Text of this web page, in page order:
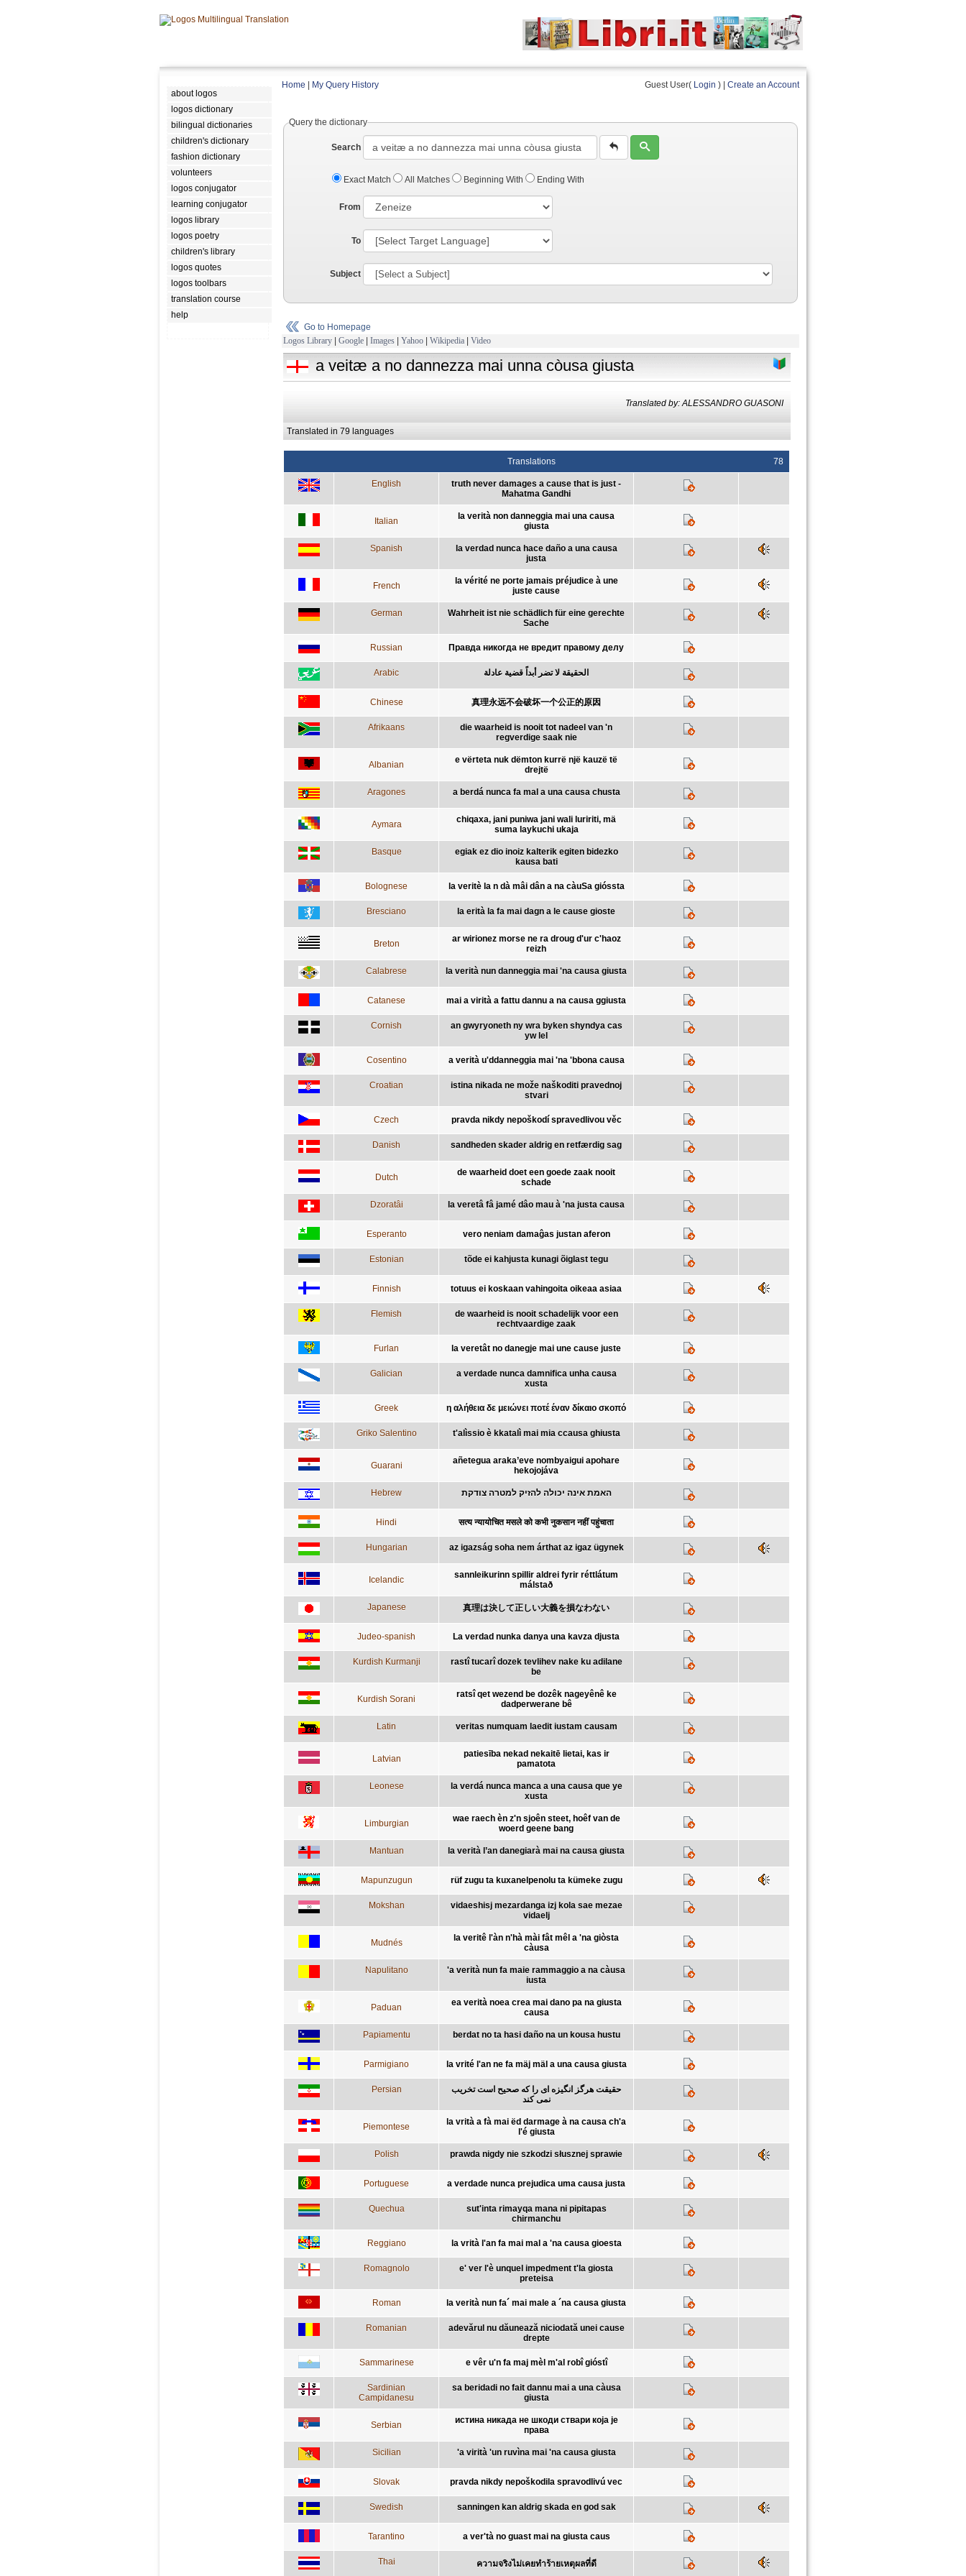
about logos
logos dictionary
bilingual dictionaries
children's dictionary
fashion dictionary
volunteers
logos conjugator
learning conjugator
logos library
logos poetry
children's library
logos quotes
logos toolbars
translation course
help
Home My Query History Guest User( Login ) | Create an Account
Query the dictionary
Search
Exact Match All Matches Beginning With Ending With
From
To
Subject
Go to Homepage
Logos Library | Google | Images | Yahoo | Wikipedia | Video
a veitæ a no dannezza mai unna còusa giusta
Translated by: ALESSANDRO GUASONI
Translated in 79 languages
Translations 78
English
truth never damages a cause that is just -
Mahatma Gandhi
Italian
la verità non danneggia mai una causa
giusta
Spanish
la verdad nunca hace daño a una causa
justa
French
la vérité ne porte jamais préjudice à une
juste cause
German
Wahrheit ist nie schädlich für eine gerechte
Sache
Russian Правда никогда не вредит правому делу
Arabic الحقيقة لا تضر أبداً قضية عادلة
Chinese 真理永远不会破坏一个公正的原因
Afrikaans
die waarheid is nooit tot nadeel van 'n
regverdige saak nie
Albanian
e vërteta nuk dëmton kurrë një kauzë të
drejtë
Aragones a berdá nunca fa mal a una causa chusta
Aymara
chiqaxa, jani puniwa jani wali luririti, mä
suma laykuchi ukaja
Basque
egiak ez dio inoiz kalterik egiten bidezko
kausa bati
Bolognese la veritè la n dà mâi dân a na càuSa gióssta
Bresciano la erità la fa mai dagn a le cause gioste
Breton
ar wirionez morse ne ra droug d'ur c'haoz
reizh
Calabrese la verità nun danneggia mai 'na causa giusta
Catanese mai a virità a fattu dannu a na causa ggiusta
Cornish
an gwyryoneth ny wra byken shyndya cas
yw lel
Cosentino a verità u'ddanneggia mai 'na 'bbona causa
Croatian
istina nikada ne može naškoditi pravednoj
stvari
Czech pravda nikdy nepoškodí spravedlivou věc
Danish sandheden skader aldrig en retfærdig sag
Dutch
de waarheid doet een goede zaak nooit
schade
Dzoratâi la veretâ fâ jamé dâo mau à 'na justa causa
Esperanto vero neniam damaĝas justan aferon
Estonian tõde ei kahjusta kunagi õiglast tegu
Finnish totuus ei koskaan vahingoita oikeaa asiaa
Flemish
de waarheid is nooit schadelijk voor een
rechtvaardige zaak
Furlan la veretât no danegje mai une cause juste
Galician
a verdade nunca damnifica unha causa
xusta
Greek η αλήθεια δε μειώνει ποτέ έναν δίκαιο σκοπό
Griko Salentino t'alìssio è kkatalì mai mia ccausa ghiusta
Guarani
añetegua araka’eve nombyaigui apohare
hekojojáva
Hebrew האמת אינה יכולה להזיק למטרה צודקת
Hindi सत्य न्यायोचित मसले को कभी नुकसान नहीं पहुंचाता
Hungarian az igazság soha nem árthat az igaz ügynek
Icelandic
sannleikurinn spillir aldrei fyrir réttlátum
málstað
Japanese 真理は決して正しい大義を損なわない
Judeo-spanish La verdad nunka danya una kavza djusta
Kurdish Kurmanji
rastî tucarî dozek tevlihev nake ku adilane
be
Kurdish Sorani
ratsî qet wezend be dozêk nageyênê ke
dadperwerane bê
Latin veritas numquam laedit iustam causam
Latvian
patiesība nekad nekaitē lietai, kas ir
pamatota
Leonese
la verdá nunca manca a una causa que ye
xusta
Limburgian
wae raech èn z'n sjoên steet, hoêf van de
woerd geene bang
Mantuan la verità l’an danegiarà mai na causa giusta
Mapunzugun rüf zugu ta kuxanelpenolu ta kümeke zugu
Mokshan
vidaeshisj mezardanga izj kola sae mezae
vidaelj
Mudnés
la veritê l'àn n'hà mài fât mêl a 'na giòsta
càusa
Napulitano
'a verità nun fa maie rammaggio a na càusa
iusta
Paduan
ea verità noea crea mai dano pa na giusta
causa
Papiamentu berdat no ta hasi daño na un kousa hustu
Parmigiano la vrité l'an ne fa mäj mäl a una causa giusta
Persian
حقیقت هرگز انگیزه ای را که صحیح است تخریب
نمی کند
Piemontese
la vrità a fà mai ëd darmage à na causa ch'a
l'é giusta
Polish prawda nigdy nie szkodzi słusznej sprawie
Portuguese a verdade nunca prejudica uma causa justa
Quechua
sut'inta rimayqa mana ni pipitapas
chirmanchu
Reggiano la vrità l'an fa mai mal a 'na causa gioesta
Romagnolo
e' ver l'è unquel impedment t'la giosta
preteisa
Roman la verità nun fa´ mai male a ´na causa giusta
Romanian
adevărul nu dăunează niciodată unei cause
drepte
Sammarinese e vêr u'n fa maj mèl m'al robî gióstî
Sardinian
Campidanesu
sa beridadi no fait dannu mai a una càusa
giusta
Serbian
истина никада не шкоди ствари која је
права
Sicilian 'a virità 'un ruvìna mai 'na causa giusta
Slovak pravda nikdy nepoškodila spravodlivú vec
Swedish sanningen kan aldrig skada en god sak
Tarantino a ver'tà no guast mai na giusta caus
Thai ความจริงไม่เคยทำร้ายเหตุผลที่ดี